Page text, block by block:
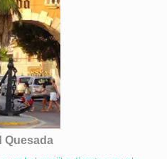
Quesada